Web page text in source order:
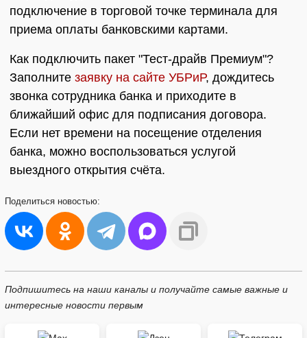
подключение в торговой точке терминала для
приема оплаты банковскими картами.
Как подключить пакет "Тест-драйв Премиум"?
Заполните заявку на сайте УБРиР, дождитесь
звонка сотрудника банка и приходите в
ближайший офис для подписания договора.
Если нет времени на посещение отделения
банка, можно воспользоваться услугой
выездного открытия счёта.
Поделиться новостью:
Подпишитесь на наши каналы и получайте самые важные и
интересные новости первым